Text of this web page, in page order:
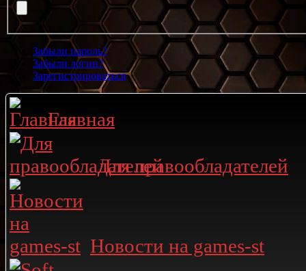
Забыли пароль?
Забыли логин?
Зарегистрироваться
Главная
Для правообладателей
Новости на games-st